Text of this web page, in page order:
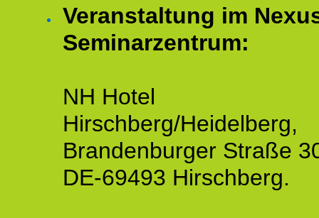
Veranstaltung im
Seminarzentrum:
NH Hotel
Hirschberg/Heidelberg,
Brandenburger Straße
DE-69493 Hirschberg.